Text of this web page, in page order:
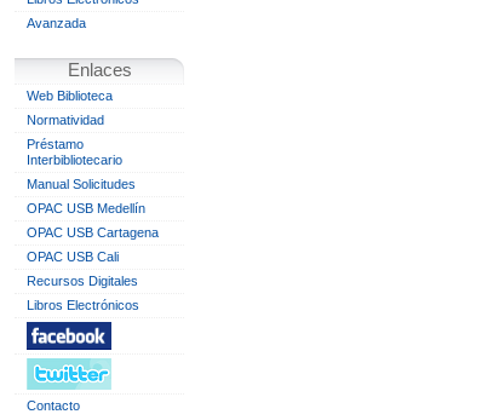
Avanzada
Enlaces
Web Biblioteca
Normatividad
Préstamo
Interbibliotecario
Manual Solicitudes
OPAC USB Medellín
OPAC USB Cartagena
OPAC USB Cali
Recursos Digitales
Libros Electrónicos
Contacto